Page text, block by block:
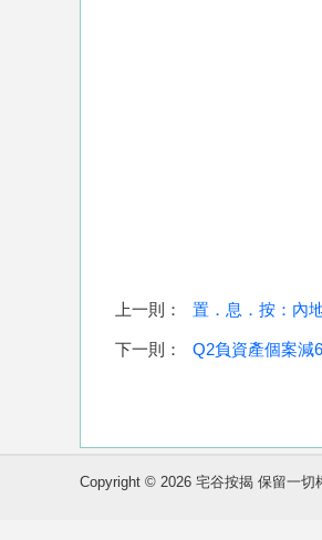
上一則： 置．息．按：內
下一則： Q2負資產個案減
Copyright © 2026 宅谷按揭 保留一切